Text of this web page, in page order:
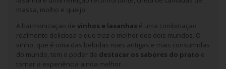
massa, molho e queijo.
A harmonização de vinhos e lasanhas é uma combinação
realmente deliciosa e que traz o melhor dos dois mundos. O
vinho, que é uma das bebidas mais antigas e mais consumidas
do mundo, tem o poder de destacar os sabores do prato e
tornar a experiência ainda melhor.